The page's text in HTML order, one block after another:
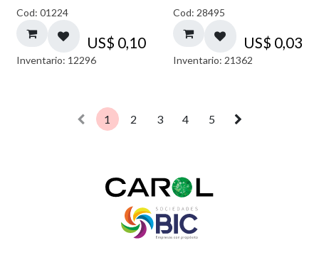
Cod: 01224
US$ 0,10
Inventario: 12296
Cod: 28495
US$ 0,03
Inventario: 21362
1 2 3 4 5